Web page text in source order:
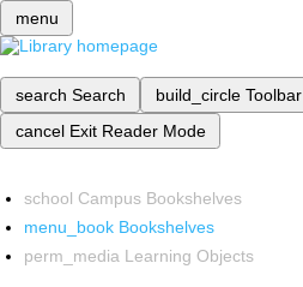
menu
search Search build_circle Toolbar
cancel Exit Reader Mode
school Campus Bookshelves
menu_book Bookshelves
perm_media Learning Objects